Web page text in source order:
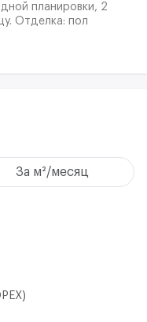
планировки, 2
Отделка: пол
нет). Проведены
за м²/месяц